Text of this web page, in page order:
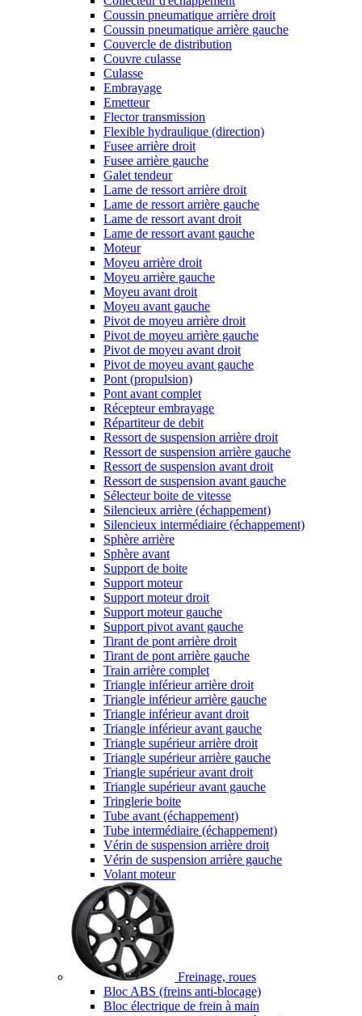
Coussin pneumatique arrière droit
Coussin pneumatique arrière gauche
Couvercle de distribution
Couvre culasse
Culasse
Embrayage
Emetteur
Flector transmission
Flexible hydraulique (direction)
Fusee arrière droit
Fusee arrière gauche
Galet tendeur
Lame de ressort arrière droit
Lame de ressort arrière gauche
Lame de ressort avant droit
Lame de ressort avant gauche
Moteur
Moyeu arrière droit
Moyeu arrière gauche
Moyeu avant droit
Moyeu avant gauche
Pivot de moyeu arrière droit
Pivot de moyeu arrière gauche
Pivot de moyeu avant droit
Pivot de moyeu avant gauche
Pont (propulsion)
Pont avant complet
Récepteur embrayage
Répartiteur de debit
Ressort de suspension arrière droit
Ressort de suspension arrière gauche
Ressort de suspension avant droit
Ressort de suspension avant gauche
Sélecteur boite de vitesse
Silencieux arrière (échappement)
Silencieux intermédiaire (échappement)
Sphère arrière
Sphère avant
Support de boite
Support moteur
Support moteur droit
Support moteur gauche
Support pivot avant gauche
Tirant de pont arrière droit
Tirant de pont arrière gauche
Train arrière complet
Triangle inférieur arrière droit
Triangle inférieur arrière gauche
Triangle inférieur avant droit
Triangle inférieur avant gauche
Triangle supérieur arrière droit
Triangle supérieur arrière gauche
Triangle supérieur avant droit
Triangle supérieur avant gauche
Tringlerie boite
Tube avant (échappement)
Tube intermédiaire (échappement)
Vérin de suspension arrière droit
Vérin de suspension arrière gauche
Volant moteur
Freinage, roues
Bloc ABS (freins anti-blocage)
Bloc électrique de frein à main